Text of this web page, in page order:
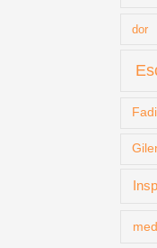
dor